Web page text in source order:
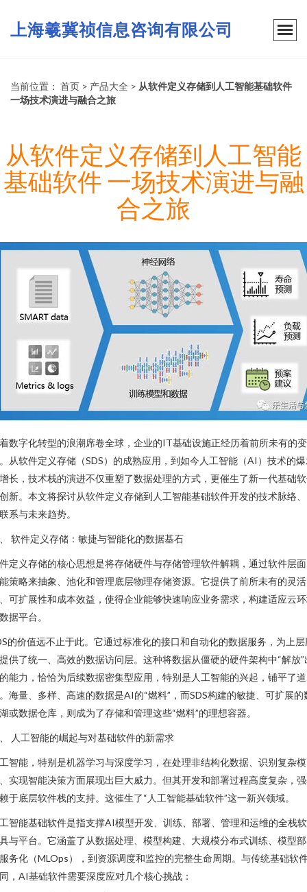
上海羲冀祯信息咨询有限公司
当前位置： 首页 > 产品大全 > 从软件定义存储到人工智能基础软件
一场技术演进与融合之旅
从软件定义存储到人工智能
基础软件 一场技术演进与融
合之旅
数字化转型的浪潮席卷全球，企业的IT基础设施正经历着前所未有的变
从软件定义存储（SDS）的成熟应用，到如今人工智能（AI）技术的
长，技术栈的演进不仅重塑了数据处理的方式，更催生了新一代基础
新。本文将探讨从软件定义存储到人工智能基础软件开发的技术脉络
系与未来趋势。
软件定义存储：敏捷与智能化的数据基石
定义存储的核心思想是将存储硬件与存储管理软件解耦，通过软件层
策略来抽象、池化和管理底层物理存储资源。它提供了前所未有的灵活
可扩展性和成本效益，使得企业能够快速响应业务需求，构建适应云
据平台。
的价值远不止于此。它通过标准化的接口和自动化的数据服务，为上层
供了统一、高效的数据访问层。这种将数据从僵硬的硬件架构中“解放”
能力，恰恰为后续数据密集型应用，特别是人工智能的兴起，铺平了道
海量、多样、高速的数据是AI的“燃料”，而SDS构建的敏捷、可扩展的
或数据仓库，则成为了存储和管理这些“燃料”的理想容器。
人工智能的崛起与对基础软件的新需求
智能，特别是机器学习与深度学习，在处理非结构化数据、识别复杂模
实现智能决策方面展现出巨大威力。但其开发和部署过程高度复杂，
于底层软件栈的支持。这催生了“人工智能基础软件”这一新兴领域。
智能基础软件是指支撑AI模型开发、训练、部署、管理和运维的全栈
与平台。它涵盖了从数据处理、模型构建、大规模分布式训练、模型
务化（MLOps），到资源调度和监控的完整生命周期。与传统基础软
，AI基础软件需要深度应对几个核心挑战：